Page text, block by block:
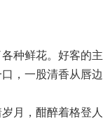
种鲜花。好客的
，一股清香从唇
月，酣醉着格登